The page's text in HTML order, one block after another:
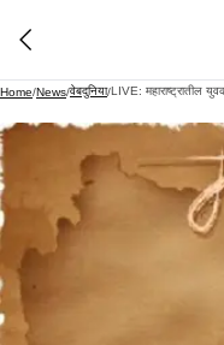
Home/News/वेबदुनिया/LIVE: महाराष्ट्रातील